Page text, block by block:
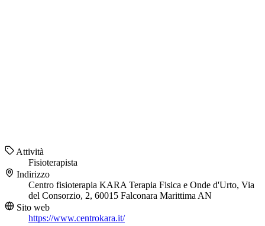
Attività
Fisioterapista
Indirizzo
Centro fisioterapia KARA Terapia Fisica e Onde d'Urto, Via
del Consorzio, 2, 60015 Falconara Marittima AN
Sito web
https://www.centrokara.it/